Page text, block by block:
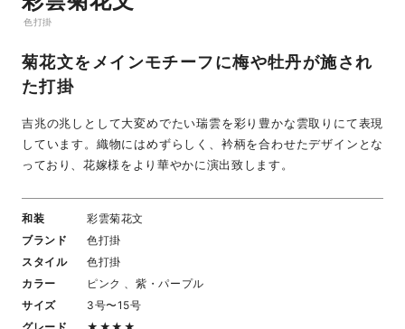
色打掛
菊花文をメインモチーフに梅や牡丹が施され
た打掛
吉兆の兆しとして大変めでたい瑞雲を彩り豊かな雲取りにて表現
しています。織物にはめずらしく、衿柄を合わせたデザインとな
っており、花嫁様をより華やかに演出致します。
和装
彩雲菊花文
ブランド
色打掛
スタイル
色打掛
カラー
ピンク 、紫・パープル
サイズ
3号〜15号